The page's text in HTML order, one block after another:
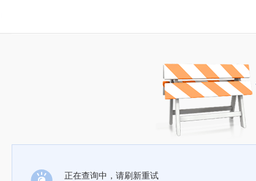
正在查询中，请刷新重试